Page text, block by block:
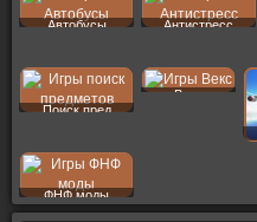
Автобусы Антистресс
Поиск пред
Векс
ФНФ моды